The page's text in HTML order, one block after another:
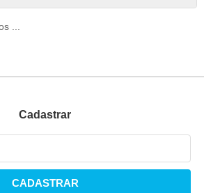
...
Cadastrar
CADASTRAR